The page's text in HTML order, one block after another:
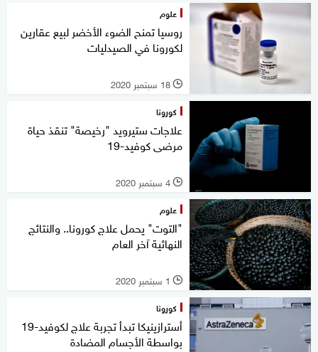
علوم
روسيا تمنح الضوء الأخضر لبيع عقارين
لكورونا في الصيدليات
l 18 سبتمبر 2020
كورونا
علاجات ستيرويد "رخيصة" تنقذ حياة
مرضى كوفيد-19
l 4 سبتمبر 2020
علوم
"التوت" يحمل علاج كورونا.. والنتائج
النهائية آخر العام
l 1 سبتمبر 2020
كورونا
أسترازينيكا تبدأ تجربة علاج لكوفيد-19
بواسطة الأجسام المضادة